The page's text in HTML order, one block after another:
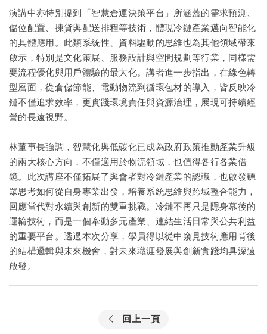
演講中亦特別提到「智慧倉運決策平台」所涵蓋的需求預測、
儲位配置、揀貨與配送排程等技術，體現冷鏈產業邁向智能化
的具體應用。此類系統性、資料驅動的思維也為其他領域帶來
啟示，特別是文化策展、服務設計與空間規劃等行業，同樣需
要流程優化與用戶體驗的最大化。講者進一步指出，在綠色轉
型層面，從倉儲節能、電動物流到循環包材的導入，皆反映冷
鏈不僅追求效率，更實踐環境責任與資源治理，展現可持續經
營的長遠視野。
林董事長強調，智慧化與低碳化已成為政府政策推動產業升級
的兩大核心方向，不僅適用於物流領域，也值得各行各業借
鏡。此次講座不僅拓展了與會者對冷鏈產業的認識，也啟發聽
眾思考如何從自身專業出發，培養系統思維與跨域整合能力，
回應當代對永續與創新的雙重挑戰。冷鏈不再只是隱身幕後的
運輸技術，而是一個牽動多元產業、連結生活日常與公共利益
的重要平台。透過本次分享，學員得以從中窺見技術應用背後
的結構邏輯與未來機會，對未來職涯發展與創新實踐均具深遠
啟發。
回上一頁